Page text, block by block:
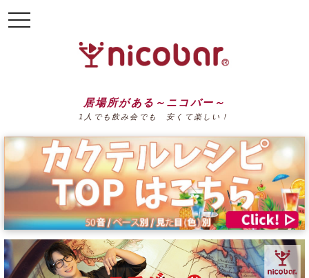
居場所がある～ニコバー～
1人でも飲み会でも 安くて楽しい！
toggle
navigation